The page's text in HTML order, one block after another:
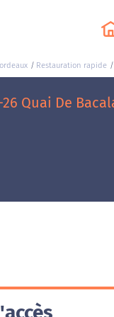
Restauration rapide
Quai De